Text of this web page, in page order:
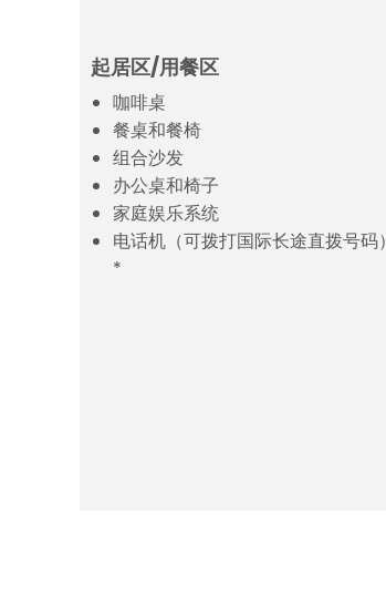
起居区/用餐区
咖啡桌
餐桌和餐椅
组合沙发
办公桌和椅子
家庭娱乐系统
电话机（可拨打国际长途直拨号码）
*